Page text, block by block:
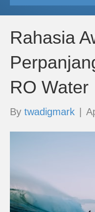
Rahasia
RO Water
By twadigmark